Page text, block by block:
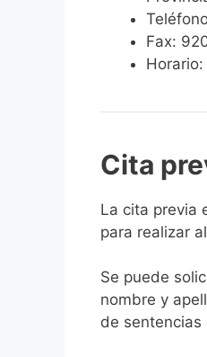
Fax:
Cita
​​​​​​​​​​​​​​​​​​​​​​​​​​​​La cita previa
para realizar
Se puede
nombre y
de